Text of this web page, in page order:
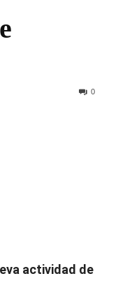
0
actividad de